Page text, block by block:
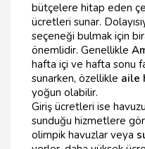
bütçelere hitap eden
ücretleri sunar.
seçeneği bulmak için
önemlidir. Genellikle
hafta içi ve hafta sonu
sunarken, özellikle aile
yoğun olabilir.
Giriş ücretleri ise
sunduğu hizmetlere
olimpik havuzlar veya